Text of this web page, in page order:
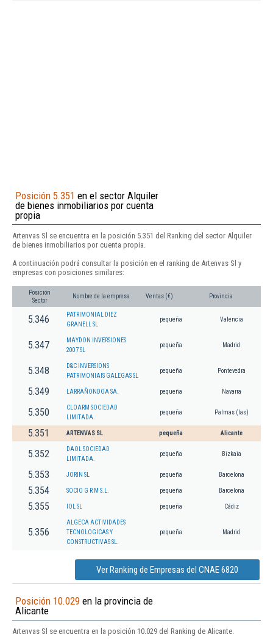
Posición 5.351 en el sector Alquiler
de bienes inmobiliarios por cuenta
propia
Artenvas Sl se encuentra en la posición 5.351 del Ranking del sector Alquiler
de bienes inmobiliarios por cuenta propia.
A continuación podrá consultar la posición en el ranking de Artenvas Sl y
empresas con posiciones similares:
Posición
Sector
Nombre de la empresa Ventas (€) Provincia
5.346
PATRIMONIAL DIEZ
GRANELL SL
pequeña Valencia
5.347
MAYDON INVERSIONES
2007 SL
pequeña Madrid
5.348
D&C INVERSIONS
PATRIMONIAIS GALEGAS SL
pequeña Pontevedra
5.349 LARRAÑONDOA SA. pequeña Navarra
5.350
CLOARM SOCIEDAD
LIMITADA.
pequeña Palmas (las)
5.351 ARTENVAS SL pequeña Alicante
5.352
DAOL SOCIEDAD
LIMITADA.
pequeña Bizkaia
5.353 JORIN SL pequeña Barcelona
5.354 SOCIO G R M S.L. pequeña Barcelona
5.355 IOL SL pequeña Cádiz
5.356
ALGECA ACTIVIDADES
TECNOLOGICAS Y
CONSTRUCTIVAS SL.
pequeña Madrid
Ver Ranking de Empresas del CNAE 6820
Posición 10.029 en la provincia de
Alicante
Artenvas Sl se encuentra en la posición 10.029 del Ranking de Alicante.